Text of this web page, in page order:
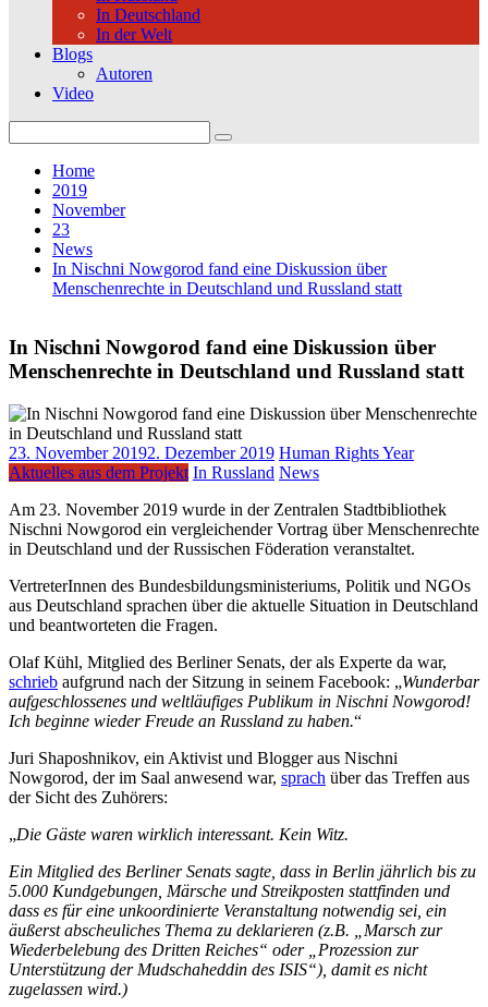
In Deutschland
In der Welt
Blogs
Autoren
Video
for:
Home
2019
November
23
News
In Nischni Nowgorod fand eine Diskussion über
Menschenrechte in Deutschland und Russland statt
In Nischni Nowgorod fand eine Diskussion über
Menschenrechte in Deutschland und Russland statt
23. November 20192. Dezember 2019 Human Rights Year
Aktuelles aus dem Projekt In Russland News
Am 23. November 2019 wurde in der Zentralen Stadtbibliothek
Nischni Nowgorod ein vergleichender Vortrag über Menschenrechte
in Deutschland und der Russischen Föderation veranstaltet.
VertreterInnen des Bundesbildungsministeriums, Politik und NGOs
aus Deutschland sprachen über die aktuelle Situation in Deutschland
und beantworteten die Fragen.
Olaf Kühl, Mitglied des Berliner Senats, der als Experte da war,
schrieb aufgrund nach der Sitzung in seinem Facebook: „Wunderbar
aufgeschlossenes und weltläufiges Publikum in Nischni Nowgorod!
Ich beginne wieder Freude an Russland zu haben.“
Juri Shaposhnikov, ein Aktivist und Blogger aus Nischni
Nowgorod, der im Saal anwesend war, sprach über das Treffen aus
der Sicht des Zuhörers:
„Die Gäste waren wirklich interessant. Kein Witz.
Ein Mitglied des Berliner Senats sagte, dass in Berlin jährlich bis zu
5.000 Kundgebungen, Märsche und Streikposten stattfinden und
dass es für eine unkoordinierte Veranstaltung notwendig sei, ein
äußerst abscheuliches Thema zu deklarieren (z.B. „Marsch zur
Wiederbelebung des Dritten Reiches“ oder „Prozession zur
Unterstützung der Mudschaheddin des ISIS“), damit es nicht
zugelassen wird.)